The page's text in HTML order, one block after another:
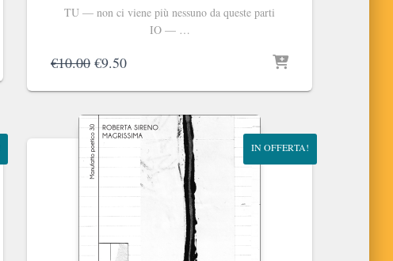
TU — non ci viene più nessuno da queste parti
IO — …
€10.00 Il
originale
era:
€10.00.
€9.50Il
attuale
è:
€9.50.
IN OFFERTA!